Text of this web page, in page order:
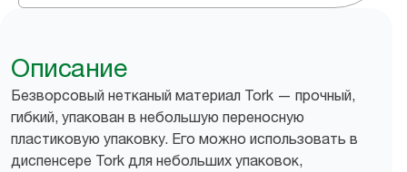
Описание
Безворсовый нетканый материал Tork — прочный,
гибкий, упакован в небольшую переносную
пластиковую упаковку. Его можно использовать в
диспенсере Tork для небольших упаковок,